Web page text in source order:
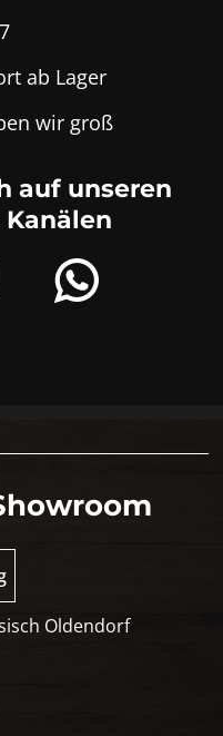
ab Lager
wir groß
auf unseren
Oldendorf